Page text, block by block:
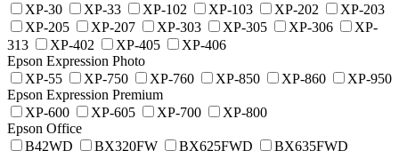
XP-30
XP-33 XP-102 XP-103 XP-202
XP-203
XP-205
XP-207 XP-303 XP-305 XP-306
XP-
313
XP-402 XP-405
XP-406
Epson Expression Photo
XP-55
XP-750 XP-760 XP-850 XP-860
XP-950
Epson Expression Premium
XP-600
XP-605 XP-700
XP-800
Epson Office
B42WD
BX320FW BX625FWD
BX635FWD